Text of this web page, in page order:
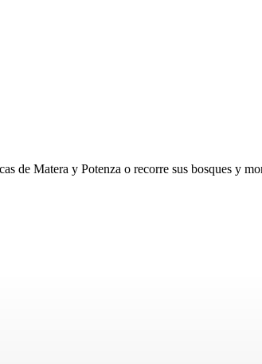
de Matera y Potenza o recorre sus bosques y